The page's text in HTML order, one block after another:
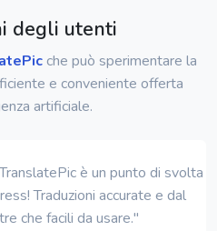
degli utenti
che può sperimentare la
e conveniente offerta
artificiale.
è un punto di svolta
Traduzioni accurate e dal
che facili da usare."